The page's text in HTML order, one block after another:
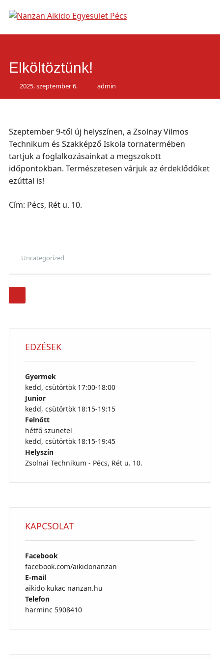
menu
Elköltöztünk!
2025. szeptember 6. admin
Szeptember 9-től új helyszínen, a Zsolnay Vilmos
Technikum és Szakképző Iskola tornatermében
tartjuk a foglalkozásainkat a megszokott
időpontokban. Természetesen várjuk az érdeklődőket
ezúttal is!
Cím: Pécs, Rét u. 10.
Uncategorized
Post navigation
EDZÉSEK
Gyermek
kedd, csütörtök 17:00-18:00
Junior
kedd, csütörtök 18:15-19:15
Felnőtt
hétfő szünetel
kedd, csütörtök 18:15-19:45
Helyszín
Zsolnai Technikum - Pécs, Rét u. 10.
KAPCSOLAT
Facebook
facebook.com/aikidonanzan
E-mail
aikido kukac nanzan.hu
Telefon
harminc 5908410